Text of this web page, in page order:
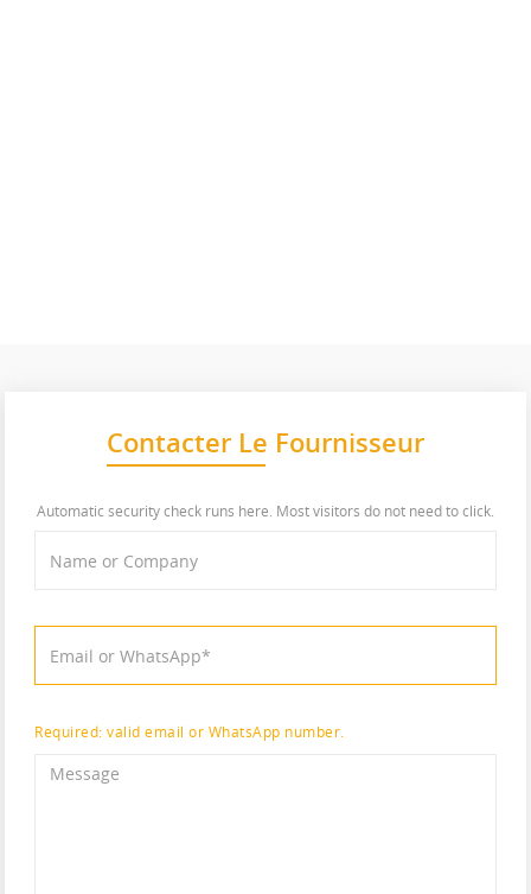
Contacter Le Fournisseur
Automatic security check runs here. Most visitors do not need to click.
Required: valid email or WhatsApp number.